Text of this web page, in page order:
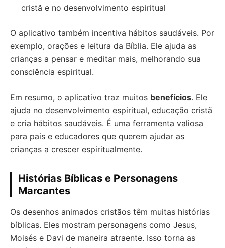
cristã e no desenvolvimento espiritual
O aplicativo também incentiva hábitos saudáveis. Por
exemplo, orações e leitura da Bíblia. Ele ajuda as
crianças a pensar e meditar mais, melhorando sua
consciência espiritual.
Em resumo, o aplicativo traz muitos benefícios. Ele
ajuda no desenvolvimento espiritual, educação cristã
e cria hábitos saudáveis. É uma ferramenta valiosa
para pais e educadores que querem ajudar as
crianças a crescer espiritualmente.
Histórias Bíblicas e Personagens
Marcantes
Os desenhos animados cristãos têm muitas histórias
bíblicas. Eles mostram personagens como Jesus,
Moisés e Davi de maneira atraente. Isso torna as